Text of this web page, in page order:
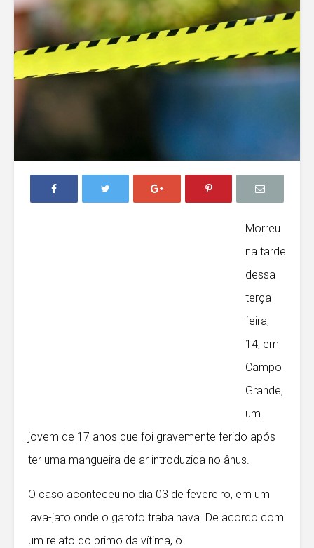
Morreu
na tarde
dessa
terça-
feira,
14, em
Campo
Grande,
um
jovem de 17 anos que foi gravemente ferido após
ter uma mangueira de ar introduzida no ânus.
O caso aconteceu no dia 03 de fevereiro, em um
lava-jato onde o garoto trabalhava. De acordo com
um relato do primo da vítima, o